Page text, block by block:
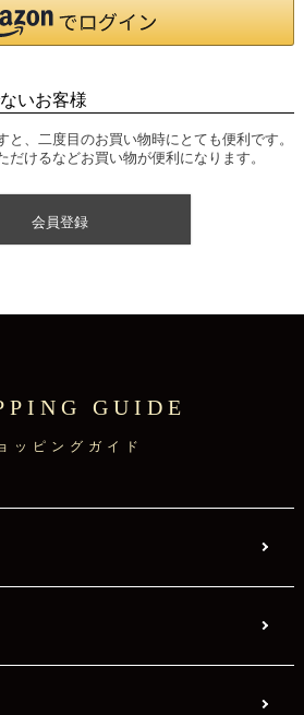
いお客様
、二度目のお買い物時にとても便利です。
だけるなどお買い物が便利になります。
会員登録
GUIDE
ッピングガイド